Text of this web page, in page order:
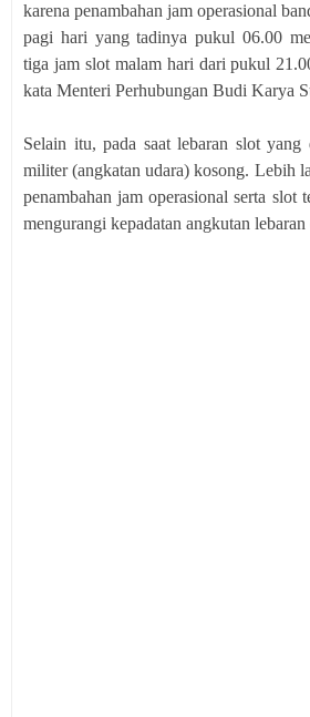
karena penambahan jam operasional
pagi hari yang tadinya pukul 06.00
tiga jam slot malam hari dari pukul
kata Menteri Perhubungan Budi Karya
Selain itu, pada saat lebaran slot
militer (angkatan udara) kosong. Lebih
penambahan jam operasional serta slot
mengurangi kepadatan angkutan lebaran